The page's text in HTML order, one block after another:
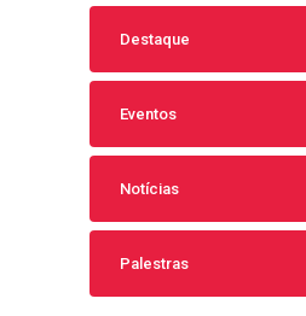
Destaque
Eventos
Notícias
Palestras